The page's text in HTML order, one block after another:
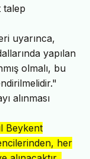
talep
uyarınca,
yapılan
olmalı, bu
alınması
Beykent
her